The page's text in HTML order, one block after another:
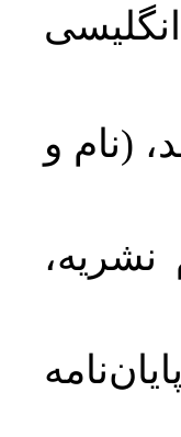
(نام و
نشریه،